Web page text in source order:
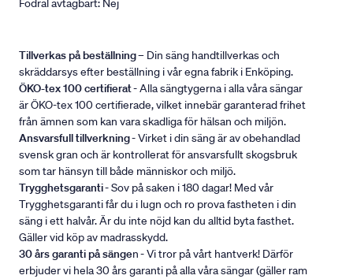
Fodral avtagbart: Nej
Tillverkas på beställning– Din säng handtillverkas och
skräddarsys efter beställning i vår egna fabrik i Enköping.
ÖKO-tex 100 certifierat- Alla sängtygerna i alla våra sängar
är ÖKO-tex 100 certifierade, vilket innebär garanterad frihet
från ämnen som kan vara skadliga för hälsan och miljön.
Ansvarsfull tillverkning- Virket i din säng är av obehandlad
svensk gran och är kontrollerat för ansvarsfullt skogsbruk
som tar hänsyn till både människor och miljö.
Trygghetsgaranti- Sov på saken i 180 dagar! Med vår
Trygghetsgaranti får du i lugn och ro prova fastheten i din
säng i ett halvår. Är du inte nöjd kan du alltid byta fasthet.
Gäller vid köp av madrasskydd.
30 års garanti på sängen - Vi tror på vårt hantverk! Därför
erbjuder vi hela 30 års garanti på alla våra sängar (gäller ram